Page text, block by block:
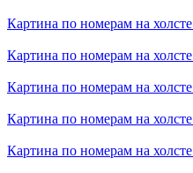
Картина по номерам на холсте
Картина по номерам на холсте
Картина по номерам на холсте
Картина по номерам на холсте
Картина по номерам на холсте